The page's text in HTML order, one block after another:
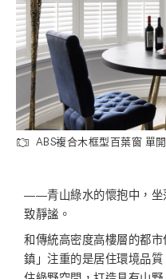
ABS複合木框型百葉窗 單
――青山綠水的懷抱中，坐
致靜謐。
和傳統高密度高樓層的都
鎮」注重的是居住環境品